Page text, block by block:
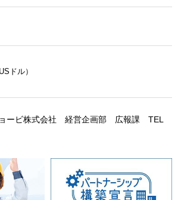
ドル）
ョービ株式会社 経営企画部 広報課 TEL